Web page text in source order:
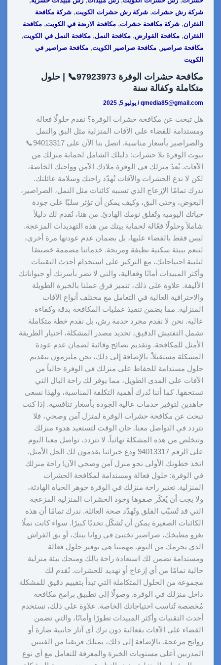
شركة رش حشرات,شركة رش حشرات الكويت,شركة مكافحة
الفئران,شركة مكافحة حشرات,مكافحة الارضة في الكويت,مكافحة
الفئران,مكافحة القوارض,مكافحة النمل,مكافحة النمل في الكويت,
مكافحة صراصير ,مكافحة صراصير الكويت,مكافحة صراصير في
الكويت
مكافحة حشرات الوفرة 97923973📞 | حلول
متكاملة وكفالة سنة
qmedia85@gmail.com
/يوليو 5, 2025
هل تبحث عن مكافحة حشرات الوفرة؟ نقدم حلولًا فعالة
ومستدامة للقضاء على الآفات المنزلية مثل البق والنمل
والصراصير بأسعار مناسبة. اتصل بنا الآن على 94013317📞
بيوت الوفرة بلا حشرات: دليلك الشامل لحماية منزلك من
الآفات. يُعدّ منزلك في الوفرة ملاذك الآمن وواحتك الخاصة،
لكن لا تدع الحشرات والآفات تُهدّد راحتك وسلامة عائلتك.
ندرك تمامًا الإزعاج الذي تسببه كائنات مثل النمل، الصراصير،
البعوض، وحتى البق، وكيف يمكن أن تؤثر سلبًا على جودة
حياتك اليومية وتُقلق نومك الهادئ. من هنا، نُقدم لك دليلاً
شاملاً وحلولًا فعّالة لحماية بيتك من هذه التهديدات المزعجة.
ليس فقط بالقضاء عليها، بل بضمان عدم عودتها مرة أخرى،
لتنعم ببيئة سكنية نظيفة ومريحة. خدماتنا مصممة خصيصًا
لتلبية احتياجاتك، مع التركيز على استخدام أحدث التقنيات
وأكثر المبيدات أمانًا وفعالية، والتي لا تضر بأسرتك أو حيواناتك
الأليفة. علاوة على ذلك، تتميز فرق عملنا بالخبرة الطويلة
والاحترافية العالية في التعامل مع مختلف أنواع الآفات
المنزلية. مما يضمن تنفيذ عمليات المكافحة بدقة وكفاءة
عالية. نحن لا نقدم مجرد خدمة رش، بل نقدم خطة متكاملة
تشمل التفتيش الدقيق، تحديد مصدر المشكلة، اختيار الطريقة
الأمثل للمكافحة. وتقديم نصائح وقائية لضمان عدم عودة
المشكلة مستقبلاً. بالإضافة إلى ذلك، نحن ملتزمون بتقديم
حلول مستدامة للحفاظ على منزلك في الوفرة خالياً من
الآفات على المدى الطويل، مما يوفر لك راحة البال التي
تستحقها. كما أننا نُدرك أهمية التكلفة المناسبة، ولهذا نسعى
جاهدين لتوفير خدمات عالية الجودة بأسعار تنافسية. إذا كنت
تبحث عن مكافحة حشرات الوفرة لمنزل آمن وصحي، فلا
تتردد في التواصل معنا. حان الوقت لتستعيد هدوء منزلك
وتتخلص من هذه المشكلة نهائياً. لا تتردد، تواصل معنا اليوم
على الرقم 94013317 ودع خبرائنا يقدمون لك الحل الأمثل.
اتخذ خطوتك الأولى نحو منزل آمن وصحي الآن! راحة منزلك
في الوفرة: حلول فعالة ومستدامة لمكافحة الحشرات
المنزلية. تعتبر راحة منزلك في الوفرة جوهر الحياة الهادئة،
ولا يجب أن يُعكّر صفوها وجود الحشرات المنزلية المزعجة
التي قد تُسبّب القلق وتُهدّد صحة العائلة. ندرك تمامًا أن هذه
الكائنات الصغيرة يمكن أن تُشكّل تحديًا كبيرًا. سواء كانت نملًا
يغزو مطبخك، صراصير تختبئ في زوايا بيتك، أو بق الفراش
الذي يحرمك من النوم. مهمتنا هي توفير حلول فعالة
ومستدامة تضمن لك استعادة راحة بالك ومنحك بيئة منزلية
خالية تمامًا من أي إزعاج أو تهديد للحشرات. نُقدم لك
مجموعة من الحلول المتكاملة التي تبدأ بتقييم دقيق للمشكلة
داخل منزلك في الوفرة. وصولًا إلى تطبيق برامج مكافحة
مُخصصة تُناسب احتياجاتك الخاصة. علاوة على ذلك، نستخدم
أحدث التقنيات وأكثر المبيدات تطورًا وأمانًا، والتي تضمن
القضاء على الآفات بفعالية دون ترك أي آثار جانبية ضارة أو
روائح مزعجة. بالإضافة إلى ذلك، يمتلك فريقنا من الفنيين
المدربين أعلى مستويات الخبرة والمعرفة للتعامل مع أي نوع